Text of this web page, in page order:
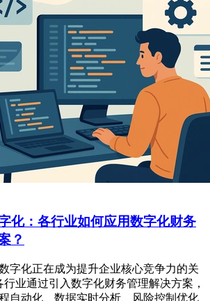
化：各行业如何应用数字化财务
？
字化正在成为提升企业核心竞争力的关
业通过引入数字化财务管理解决方案，
自动化、数据实时分析、风险控制优化